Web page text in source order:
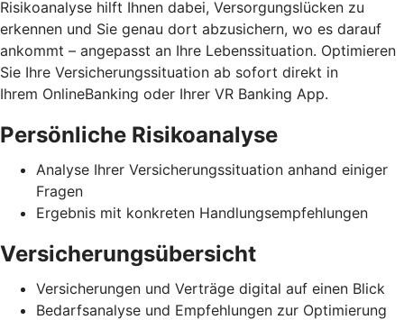
Risikoanalyse hilft Ihnen dabei, Versorgungslücken zu
erkennen und Sie genau dort abzusichern, wo es darauf
ankommt – angepasst an Ihre Lebenssituation. Optimieren
Sie Ihre Versicherungssituation ab sofort direkt in
Ihrem OnlineBanking oder Ihrer VR Banking App.
Persönliche Risikoanalyse
Analyse Ihrer Versicherungssituation anhand einiger
Fragen
Ergebnis mit konkreten Handlungsempfehlungen
Versicherungsübersicht
Versicherungen und Verträge digital auf einen Blick
Bedarfsanalyse und Empfehlungen zur Optimierung